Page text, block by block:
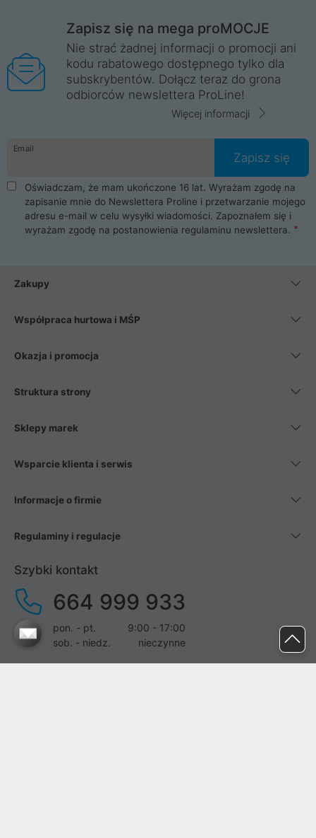
Zapisz się na mega proMOCJE
Nie strać żadnej informacji o promocji ani
kodu rabatowego dostępnego tylko dla
subskrybentów. Dołącz teraz do grona
odbiorców newslettera ProLine!
Więcej informacji
Email
Zapisz się
Oświadczam, że mam ukończone 16 lat. Wyrażam zgodę na
zapisanie mnie do Newslettera Proline i przetwarzanie mojego
adresu e-mail w celu wysyłki wiadomości. Zapoznałem się i
wyrażam zgodę na postanowienia regulaminu newslettera.
Zakupy
Współpraca hurtowa i MŚP
Okazja i promocja
Struktura strony
Sklepy marek
Wsparcie klienta i serwis
Informacje o firmie
Regulaminy i regulacje
Szybki kontakt
664 999 933
pon. - pt.
9:00 - 17:00
sob. - niedz.
nieczynne